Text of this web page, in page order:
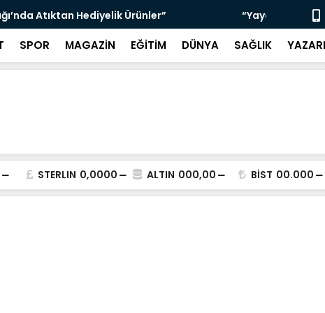
Zabıta Denetimleri Devam Ediyor” "Bir
SPOR MAGAZİN EĞİTİM DÜNYA SAĞLIK
STERLIN 0,0000 ALTIN 000,00 BİST 00.000